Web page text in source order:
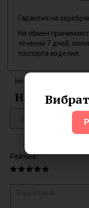
Гарантия на
На обмен
течении 7 дней,
паспорта изделия.
Нет отзывов об этом
Написать
Рейтинг